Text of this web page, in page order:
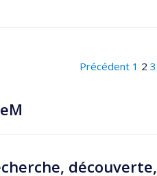
Précédent 1 2 3
découverte,